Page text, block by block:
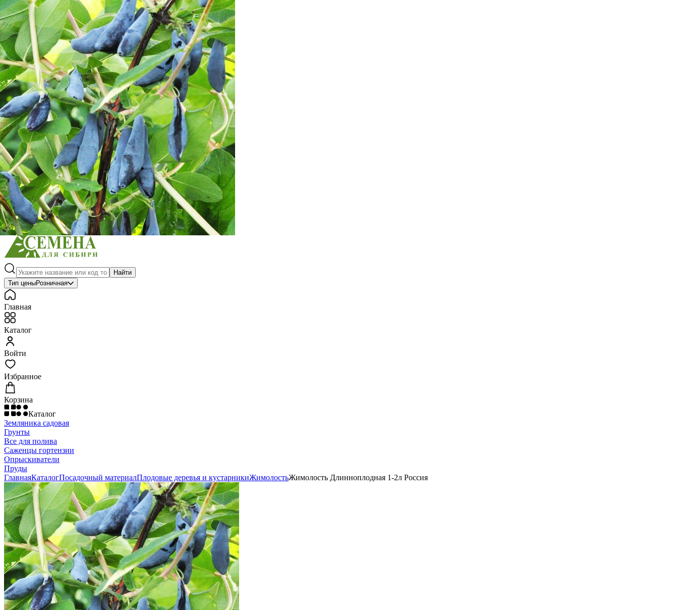
Выберите город
Обратный звонокЗаказать обратный звонок
Каталог
Семена
Грунты
Газонные травы, сидераты
Горшки, рассадники, аксессуары
Посадочный материал
Садовый инструмент, инвентарь
Консервирование
Средства защиты, удобрения, добавки, химия
Обустройство сада, декор
Найти
Тип ценыРозничная
Главная
Каталог
Войти
Избранное
Корзина
Каталог
Земляника садовая
Грунты
Все для полива
Саженцы гортензии
Опрыскиватели
Пруды
ГлавнаяКаталогПосадочный материалПлодовые деревья и кустарникиЖимолостьЖимолость Длинноплодная 1-2л Россия